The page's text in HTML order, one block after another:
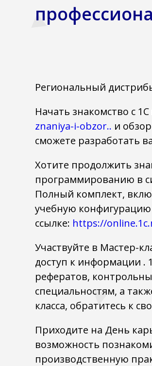
Региональный
Начать знакомство с
znaniya-i-obzor.. и
сможете разработать
Хотите продолжить
программированию в
Полный комплект,
учебную
ссылке: https://
Участвуйте в Мастер-
доступ к информации .
рефератов,
специальностям, а
класса, обратитесь к
Приходите на День
возможность
производственную